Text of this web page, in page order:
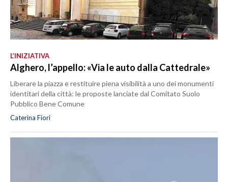
L’INIZIATIVA
Alghero, l’appello: «Via le auto dalla Cattedrale»
Liberare la piazza e restituire piena visibilità a uno dei monumenti
identitari della città: le proposte lanciate dal Comitato Suolo
Pubblico Bene Comune
Caterina Fiori